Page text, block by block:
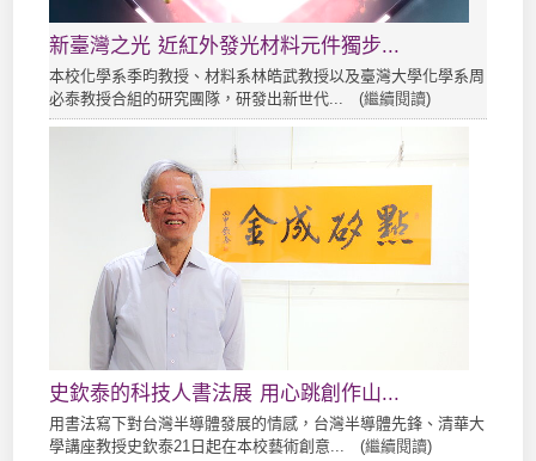
新臺灣之光 近紅外發光材料元件獨步...
本校化學系季昀教授、材料系林皓武教授以及臺灣大學化學系周
必泰教授合組的研究團隊，研發出新世代... (繼續閱讀)
史欽泰的科技人書法展 用心跳創作山...
用書法寫下對台灣半導體發展的情感，台灣半導體先鋒、清華大
學講座教授史欽泰21日起在本校藝術創意... (繼續閱讀)